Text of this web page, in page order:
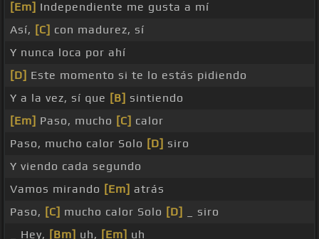
[Em] Independiente me gusta a mí
Así, [C] con madurez, sí
Y nunca loca por ahí
[D] Este momento si te lo estás pidiendo
Y a la vez, sí que [B] sintiendo
[Em] Paso, mucho [C] calor
Paso, mucho calor Solo [D] siro
Y viendo cada segundo
Vamos mirando [Em] atrás
Paso, [C] mucho calor Solo [D]
_ siro
_ Hey, [Bm] uh, [Em] uh